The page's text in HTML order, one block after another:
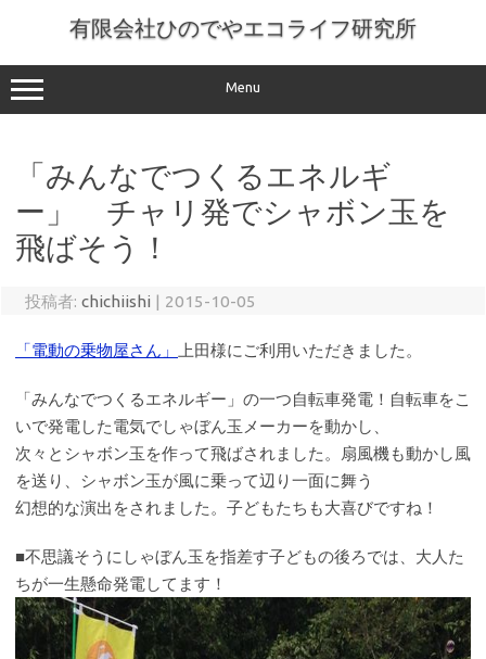
へ
ス
有限会社ひのでやエコライフ研究所
Menu
「みんなでつくるエネルギ
ー」 チャリ発でシャボン玉を
飛ばそう！
投稿者: chichiishi | 2015-10-05
「電動の乗物屋さん」 上田様にご利用いただきました。
「みんなでつくるエネルギー」の一つ自転車発電！自転車をこ
いで発電した電気でしゃぼん玉メーカーを動かし、
次々とシャボン玉を作って飛ばされました。扇風機も動かし風
を送り、シャボン玉が風に乗って辺り一面に舞う
幻想的な演出をされました。子どもたちも大喜びですね！
■不思議そうにしゃぼん玉を指差す子どもの後ろでは、大人た
ちが一生懸命発電してます！